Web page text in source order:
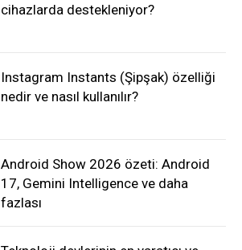
cihazlarda destekleniyor?
Instagram Instants (Şipşak) özelliği
nedir ve nasıl kullanılır?
Android Show 2026 özeti: Android
17, Gemini Intelligence ve daha
fazlası